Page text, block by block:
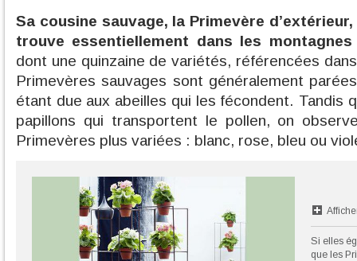
Sa cousine sauvage, la Primevère
trouve essentiellement dans les montagnes
dont une quinzaine de variétés, référencées
Primevères sauvages sont généralement
étant due aux abeilles qui les fécondent. Tandis
papillons qui transportent le pollen, on
Primevères plus variées : blanc, rose, bleu ou
Si elles
que les